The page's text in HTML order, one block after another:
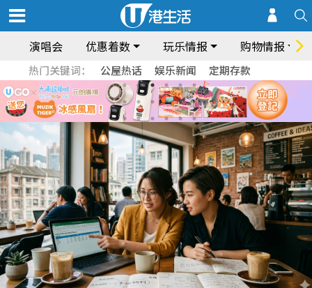
演唱会 优惠着数 玩乐情报 购物情报
热门关键词： 公屋热话 娱乐新闻 定期存款